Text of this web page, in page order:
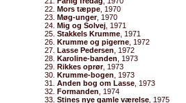
Mors tæppe , 1970
Møg-unger, 1970
Mig og Solvej , 1971
Stakkels Krumme , 1971
Krumme og pigerne , 1972
Lasse Pedersen , 1972
Karoline-banden , 1973
Rikkes oprør, 1973
Krumme-bogen , 1973
Anden bog om Lasse , 1973
Formanden , 1974
Stines nye gamle værelse , 1975